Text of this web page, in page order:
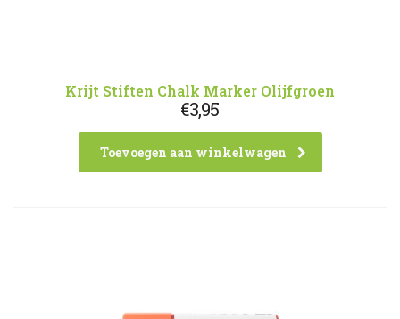
Krijt Stiften Chalk Marker Olijfgroen
€3,95
Toevoegen aan winkelwagen